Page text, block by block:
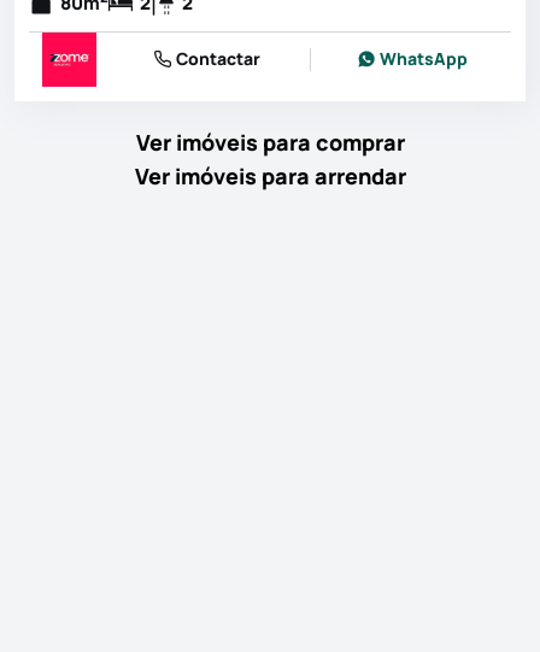
Contactar WhatsApp
Ver imóveis para comprar
Ver imóveis para arrendar